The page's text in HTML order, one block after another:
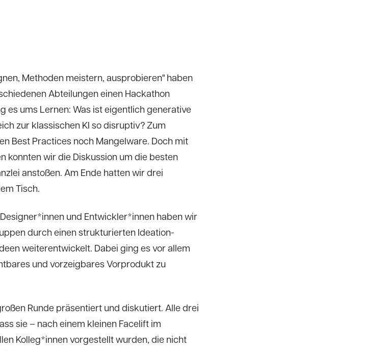
Methoden meistern, ausprobieren" haben
Abteilungen einen Hackathon
es ums Lernen: Was ist eigentlich generative
zur klassischen KI so disruptiv? Zum
Best Practices noch Mangelware. Doch mit
konnten wir die Diskussion um die besten
anstoßen. Am Ende hatten wir drei
Tisch.
und Entwickler*innen haben wir
durch einen strukturierten Ideation-
weiterentwickelt. Dabei ging es vor allem
und vorzeigbares Vorprodukt zu
Runde präsentiert und diskutiert. Alle drei
sie – nach einem kleinen Facelift im
Kolleg*innen vorgestellt wurden, die nicht